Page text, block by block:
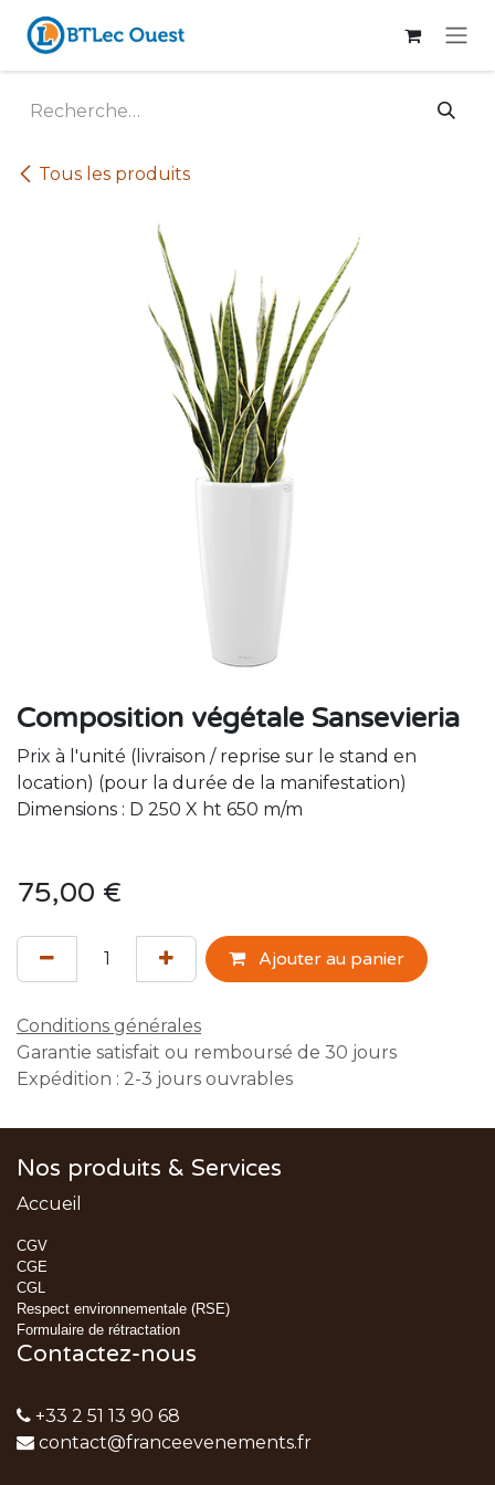
Se rendre au contenu
Tous les produits
Composition végétale Sansevieria
Prix à l'unité (livraison / reprise sur le stand en
location) (pour la durée de la manifestation)
Dimensions : D 250 X ht 650 m/m
75,00 €
Ajouter au panier
Conditions générales
Garantie satisfait ou remboursé de 30 jours
Expédition : 2-3 jours ouvrables
Nos produits & Services
Accueil
CGV
CGE
CGL
Respect environnementale (RSE)
Formulaire de rétractation
Contactez-nous
+33 2 51 13 90 68
contact@franceevenements.fr